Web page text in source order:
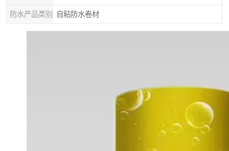
防水产品类别 自粘防水卷材